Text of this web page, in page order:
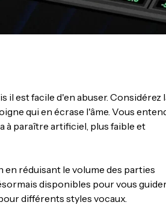
est facile d'en abuser. Considérez
qui en écrase l'âme. Vous
à paraître artificiel, plus faible et
réduisant le volume des parties
disponibles pour vous
différents styles vocaux.